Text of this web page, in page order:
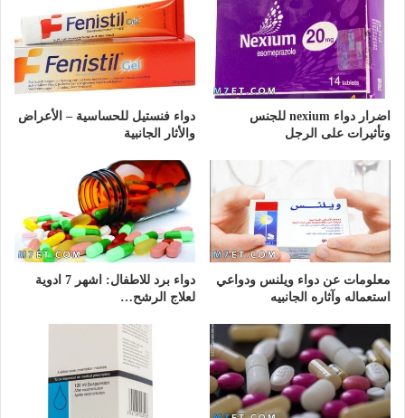
اضرار دواء nexium للجنس
وتأثيرات على الرجل
دواء فنستيل للحساسية – الأعراض
والأثار الجانبية
معلومات عن دواء ويلنس ودواعي
استعماله وآثاره الجانبيه
دواء برد للاطفال: اشهر 7 ادوية
لعلاج الرشح…